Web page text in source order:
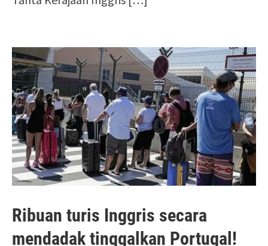
Ribuan turis Inggris secara
mendadak tinggalkan Portugal!